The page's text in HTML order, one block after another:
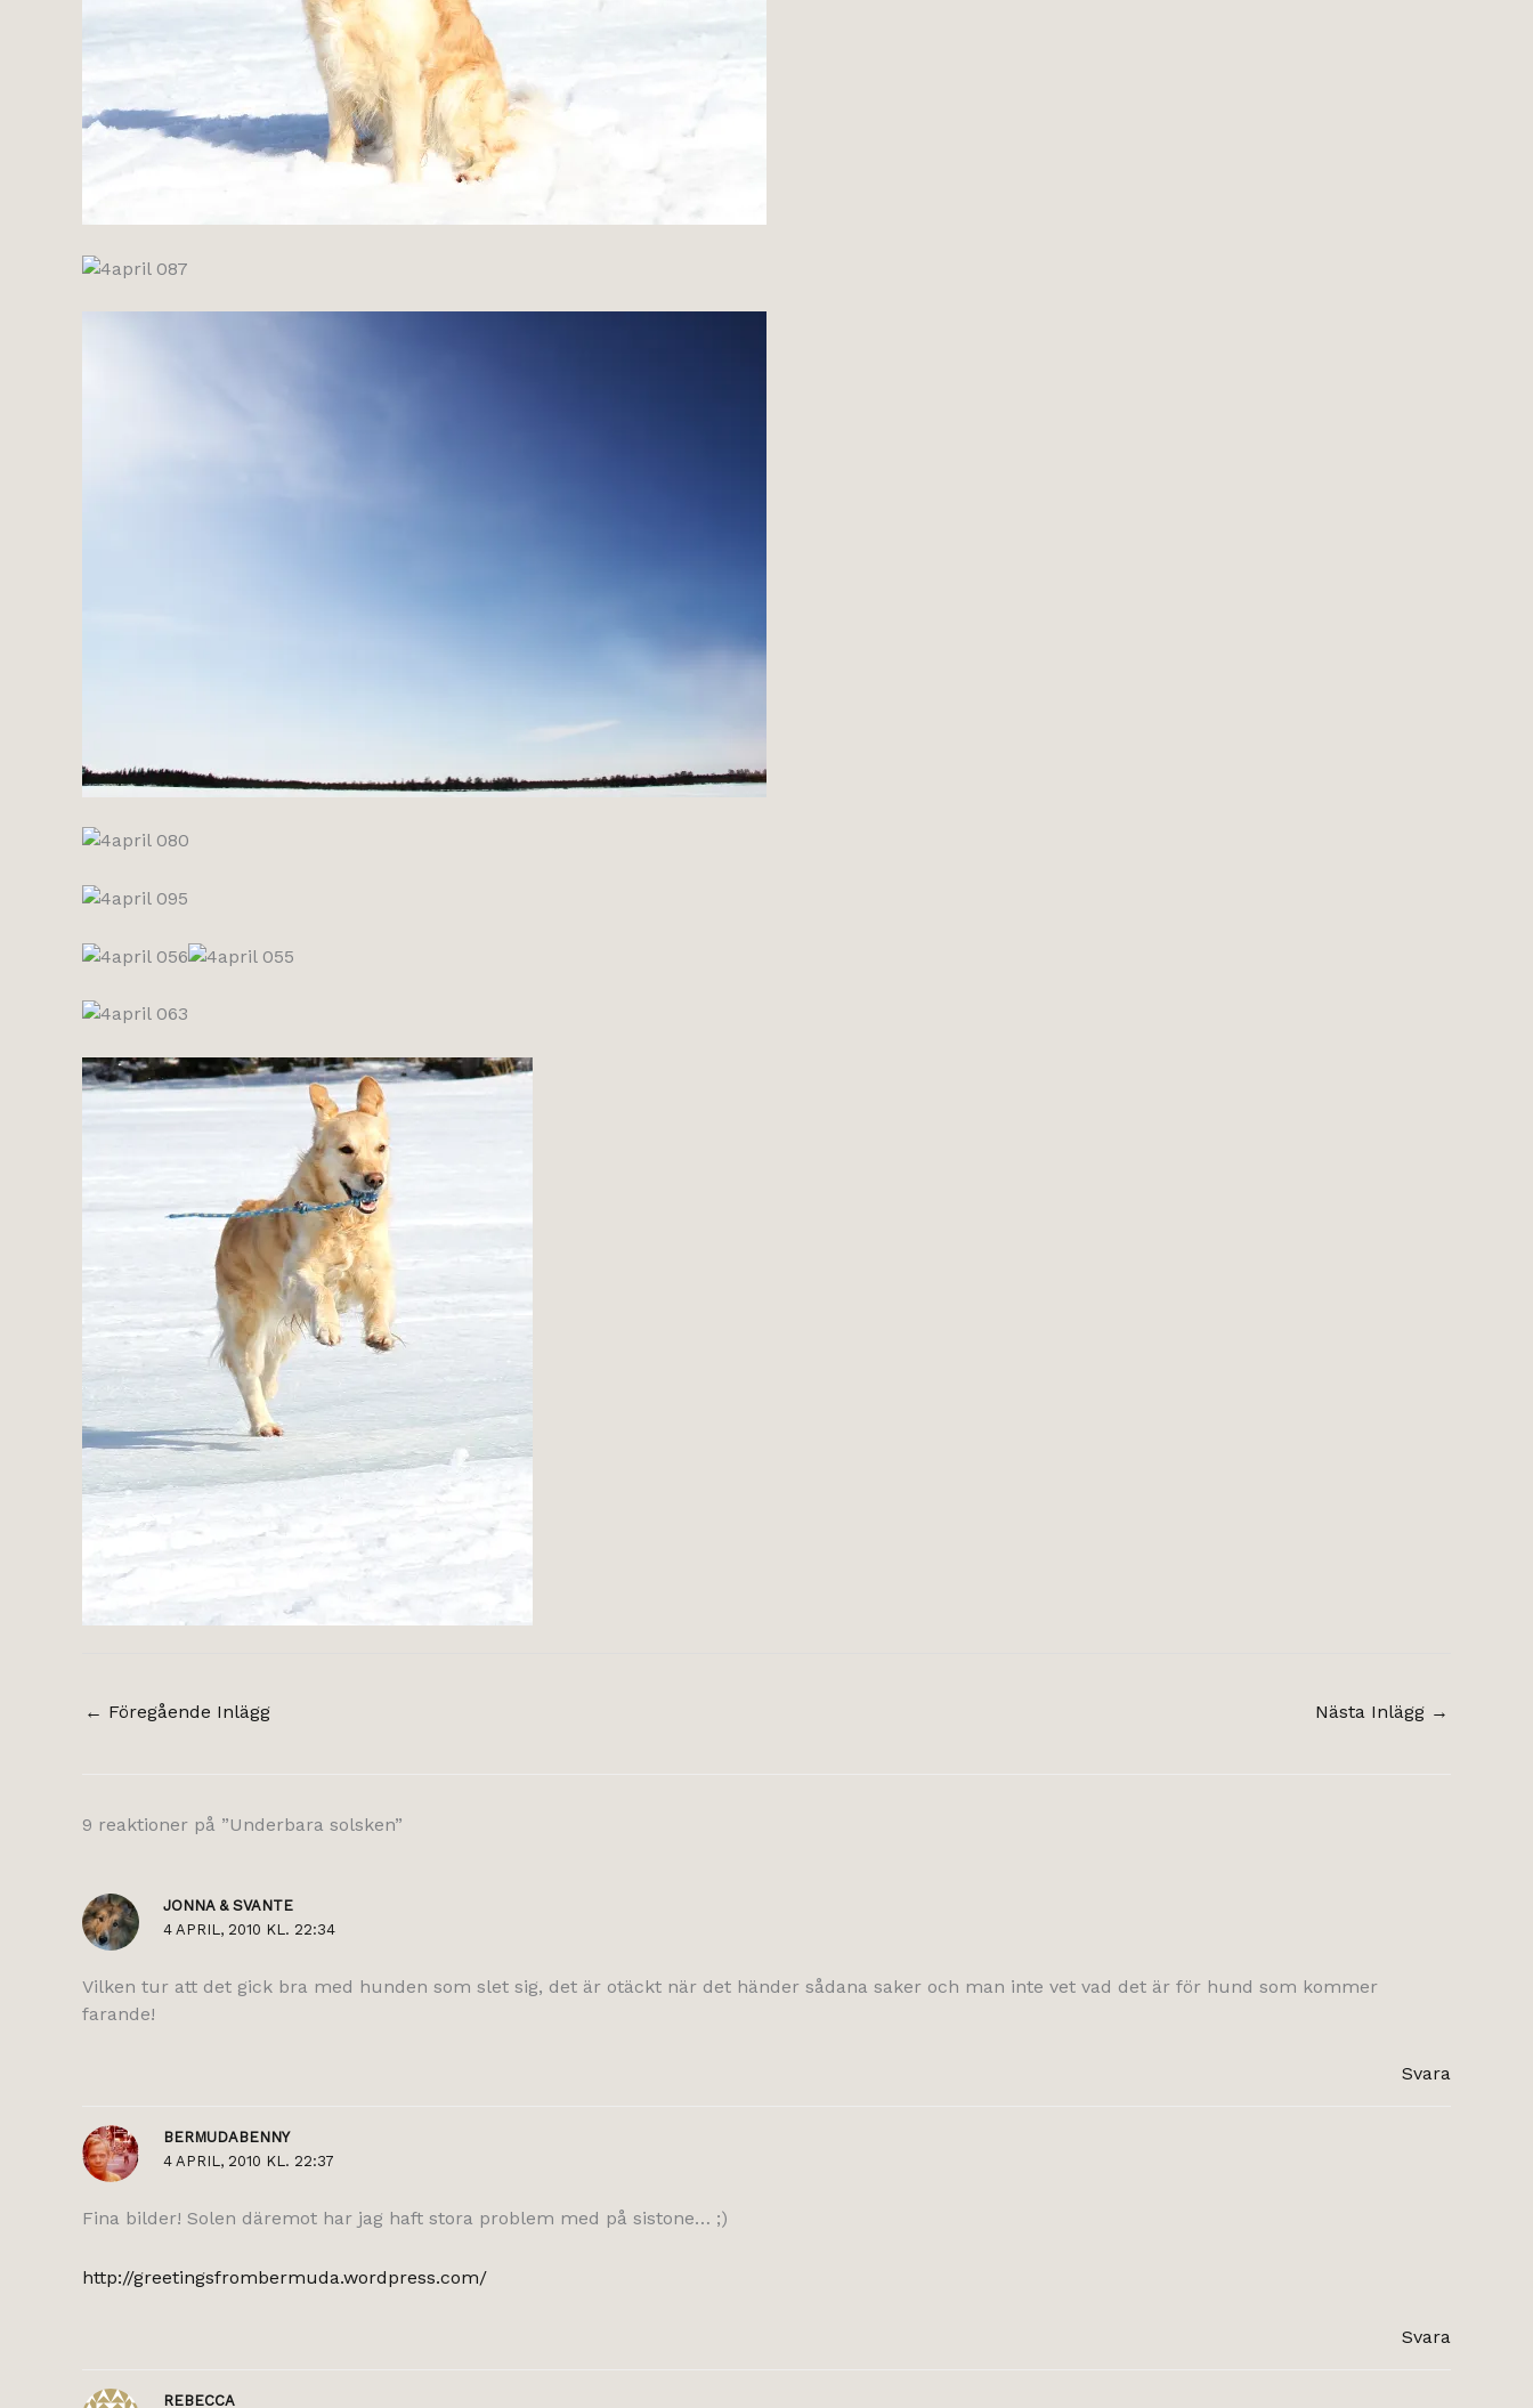
← Föregående Inlägg Nästa Inlägg →
9 reaktioner på ”Underbara solsken”
JONNA & SVANTE
4 APRIL, 2010 KL. 22:34
Vilken tur att det gick bra med hunden som slet sig, det är otäckt när det händer sådana saker och man inte vet vad det är för hund som kommer
farande!
Svara
BERMUDABENNY
4 APRIL, 2010 KL. 22:37
Fina bilder! Solen däremot har jag haft stora problem med på sistone… ;)
http://greetingsfrombermuda.wordpress.com/
Svara
REBECCA